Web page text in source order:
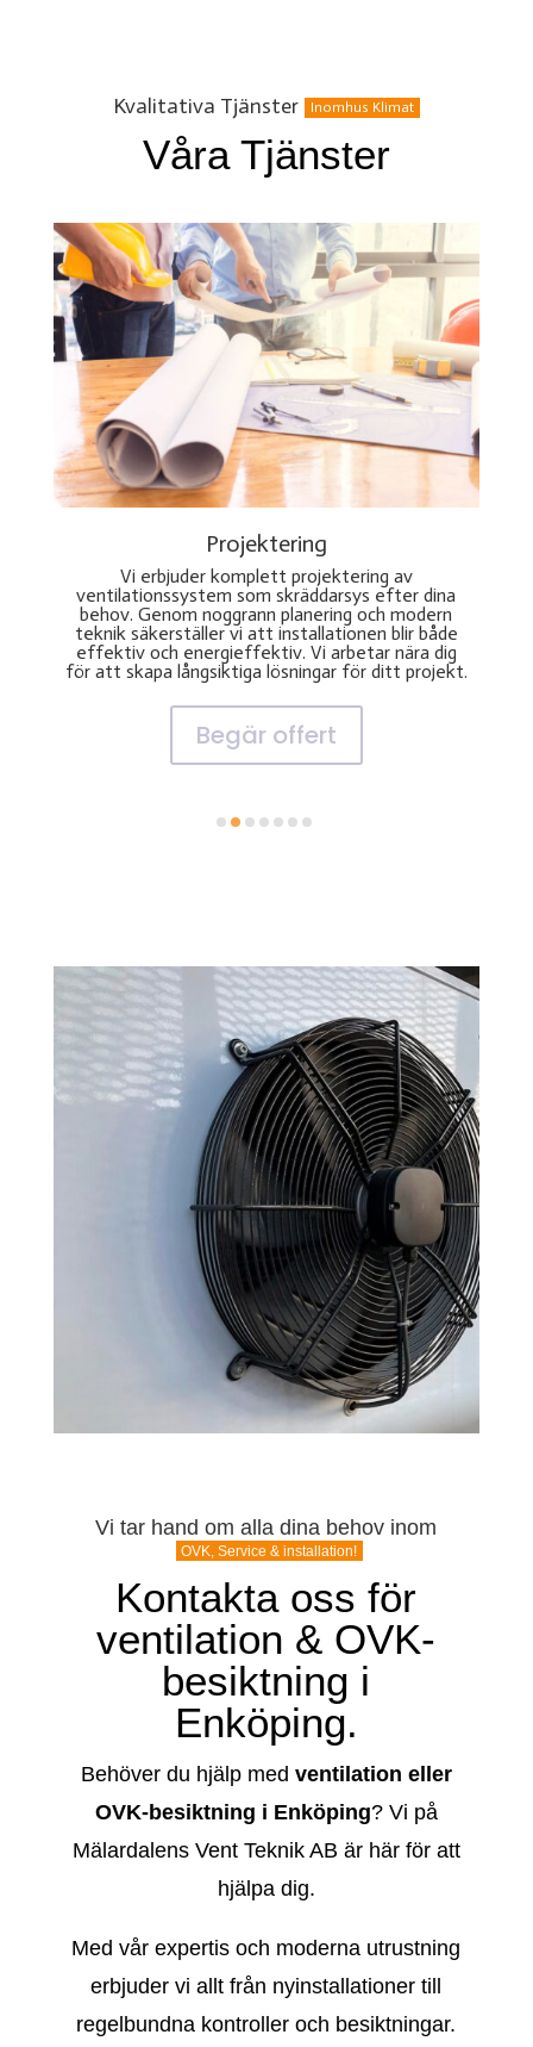
Kvalitativa Tjänster Inomhus Klimat
Våra Tjänster
Projektering
Vi erbjuder komplett projektering av
som skräddarsys efter dina
Genom noggrann planering och modern
säkerställer vi att installationen blir både
och energieffektiv. Vi arbetar nära dig
skapa långsiktiga lösningar för ditt projekt.
Begär offert
fungerar
Vi tar hand om alla dina behov inom
OVK, Service & installation!
Kontakta oss för
ventilation & OVK-
besiktning i
Enköping.
Behöver du hjälp med ventilation eller
OVK-besiktning i Enköping? Vi på
Mälardalens Vent Teknik AB är här för att
hjälpa dig.
Med vår expertis och moderna utrustning
erbjuder vi allt från nyinstallationer till
regelbundna kontroller och besiktningar.